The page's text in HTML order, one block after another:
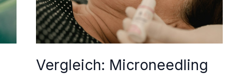
Vergleich: Microneedling